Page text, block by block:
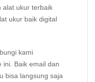
alat ukur terbaik
ukur baik digital
kami
ini. Baik email dan
bisa langsung saja